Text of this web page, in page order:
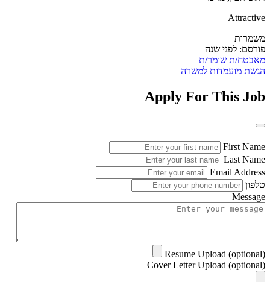
Attractive
משמרות
פורסם: לפני שנה
מאבטח/ת שומר/ת
הגשת מועמדות למשרה
Apply For This Job
First Name
Last Name
Email Address
טלפון
Message
Resume Upload (optional)
Cover Letter Upload (optional)